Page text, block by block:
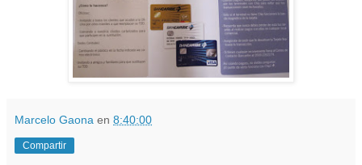
Marcelo Gaona en 8:40:00
Compartir